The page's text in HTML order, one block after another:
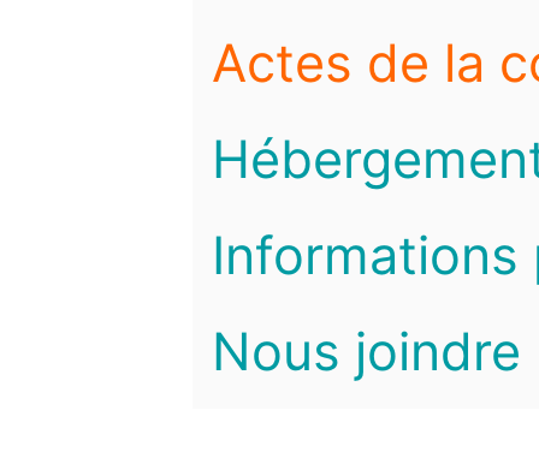
Actes de la
Informations
Nous joindre